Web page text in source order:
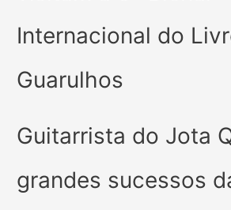
Internacional do
Guarulhos
Guitarrista do Jota
grandes sucessos